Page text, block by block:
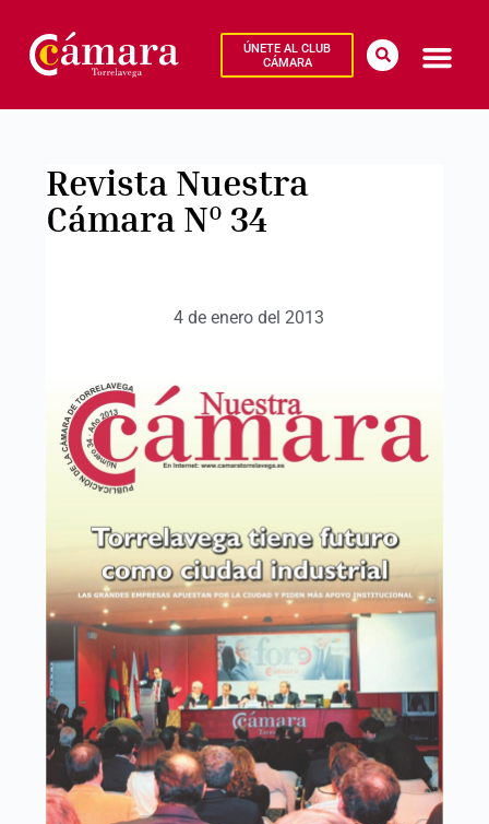
ÚNETE AL CLUB
CÁMARA
Revista Nuestra
Cámara Nº 34
4 de enero del 2013